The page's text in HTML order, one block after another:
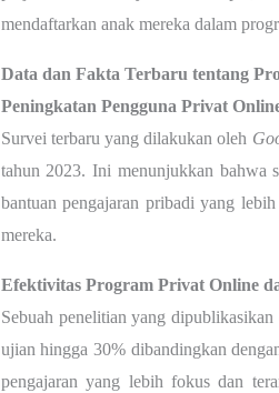
mendaftarkan anak mereka dalam
Data dan Fakta Terbaru tentang
Peningkatan Pengguna Privat
Survei terbaru yang dilakukan oleh
tahun 2023. Ini menunjukkan bahwa
bantuan pengajaran pribadi yang
mereka.
Efektivitas Program Privat Online
Sebuah penelitian yang dipublikasikan
ujian hingga 30% dibandingkan
pengajaran yang lebih fokus dan